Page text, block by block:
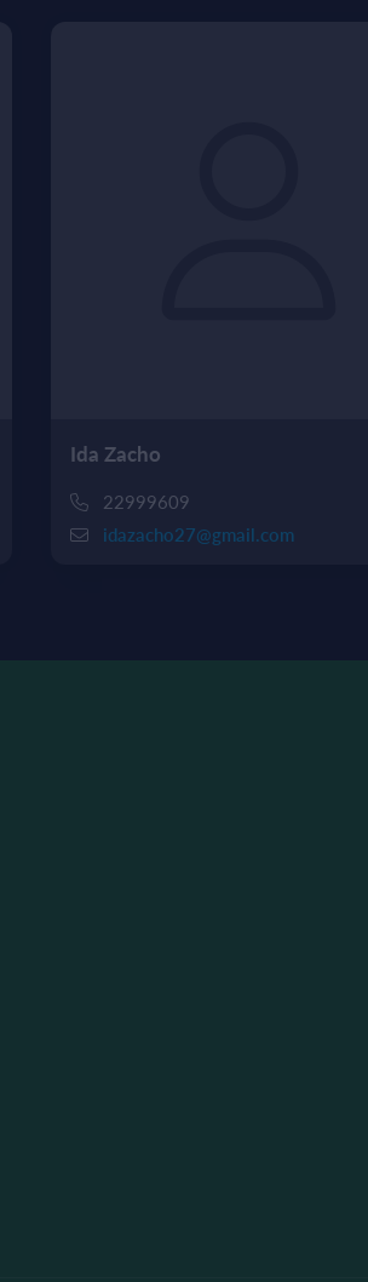
Ida Zacho
22999609
idazacho27@gmail.com